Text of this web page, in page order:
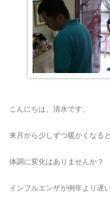
こんにちは、清水です。
来月から少しずつ暖かくなる
体調に変化はありませんか？
インフルエンザが例年より遅